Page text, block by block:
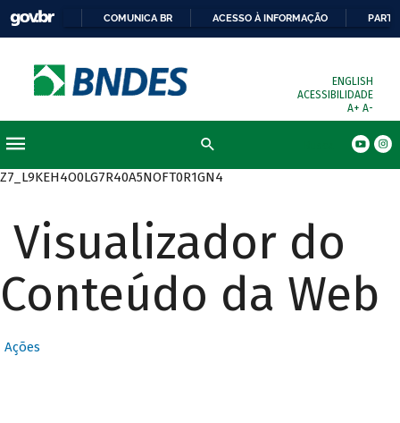
COMUNICA BR ACESSO À INFORMAÇÃO
ENGLISH
ACESSIBILIDADE
A+ A-
Z7_L9KEH4O0LG7R40A5NOFT0R1GN4
Visualizador do
Conteúdo da Web
Ações